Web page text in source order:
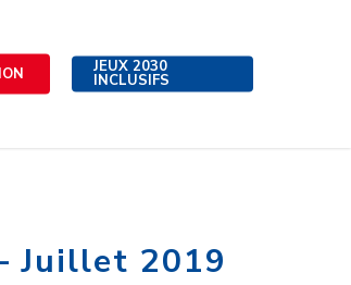
JEUX 2030
INCLUSIFS
Juillet 2019